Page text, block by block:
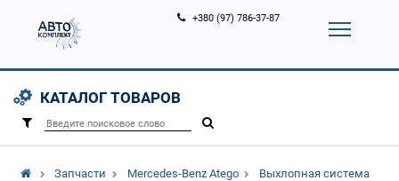
0)
Услуги
+380 (97) 786-37-87
КАТАЛОГ ТОВАРОВ
Запчасти Mercedes-Benz Atego
Выхлопная система